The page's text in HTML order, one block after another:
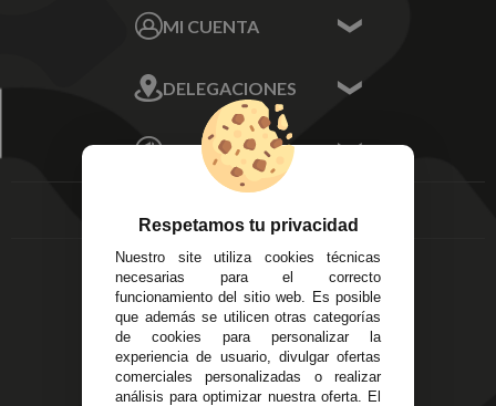
Sobre nosotros
MI CUENTA
Mis Direcciones
Mis Pedidos
Mis favoritos
FAQ's
DELEGACIONES
Écija - Sevilla
Av. Plaza de Toros.
Local 3
C/ Ingeniero Iribarren,
14
Alzira - Valencia
C/ Esplugues, 135
EMPRESA
Aviso Legal
Entregas y
Devoluciones
Política de Privacidad
Pago Seguro
Terminos y
Condiciones Generales
Políticas de Cookies
Respetamos tu privacidad
Nuestro site utiliza cookies técnicas
necesarias para el correcto
funcionamiento del sitio web. Es posible
que además se utilicen otras categorías
de cookies para personalizar la
experiencia de usuario, divulgar ofertas
comerciales personalizadas o realizar
análisis para optimizar nuestra oferta. El